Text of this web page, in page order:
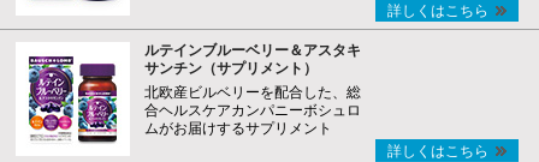
詳しくはこちら
ルテインブルーベリー＆アスタキ
サンチン（サプリメント）
北欧産ビルベリーを配合した、総
合ヘルスケアカンパニーボシュロ
ムがお届けするサプリメント
詳しくはこちら